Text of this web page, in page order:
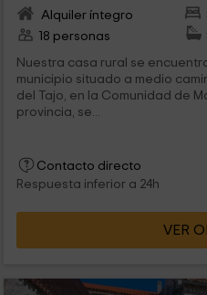
Alquiler íntegro
18 personas
Nuestra casa rural se
municipio situado a medio
del Tajo, en la Comunidad de
provincia, se...
Contacto directo
Respuesta inferior a 24h
VER